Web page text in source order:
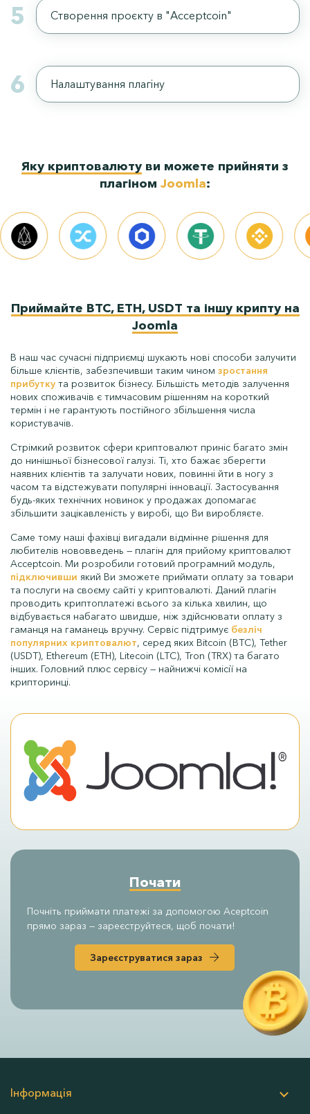
Ціни
Контакти
5 Створення проєкту в "Acceptcoin"
6 Налаштування плагіну
Яку криптовалюту ви можете прийняти з
плагіном Joomla:
Приймайте BTC, ETH, USDT та іншу крипту на
Joomla
В наш час сучасні підприємці шукають нові способи залучити
більше клієнтів, забезпечивши таким чином зростання
прибутку та розвиток бізнесу. Більшість методів залучення
нових споживачів є тимчасовим рішенням на короткий
термін і не гарантують постійного збільшення числа
користувачів.
Стрімкий розвиток сфери криптовалют приніс багато змін
до нинішньої бізнесової галузі. Ті, хто бажає зберегти
наявних клієнтів та залучати нових, повинні йти в ногу з
часом та відстежувати популярні інновації. Застосування
будь-яких технічних новинок у продажах допомагає
збільшити зацікавленість у виробі, що Ви виробляєте.
Саме тому наші фахівці вигадали відмінне рішення для
любителів нововведень — плагін для прийому криптовалют
Acceptcoin. Ми розробили готовий програмний модуль,
підключивши який Ви зможете приймати оплату за товари
та послуги на своєму сайті у криптовалюті. Даний плагін
проводить криптоплатежі всього за кілька хвилин, що
відбувається набагато швидше, ніж здійснювати оплату з
гаманця на гаманець вручну. Сервіс підтримує безліч
популярних криптовалют, серед яких Bitcoin (ВТС), Tether
(USDT), Ethereum (ETH), Litecoin (LTC), Tron (TRX) та багато
інших. Головний плюс сервісу — найнижчі комісії на
крипторинці.
Почати
Почніть приймати платежі за допомогою Aсeptcoin
прямо зараз — зареєструйтеся, щоб почати!
Зареєструватися зараз
Інформація